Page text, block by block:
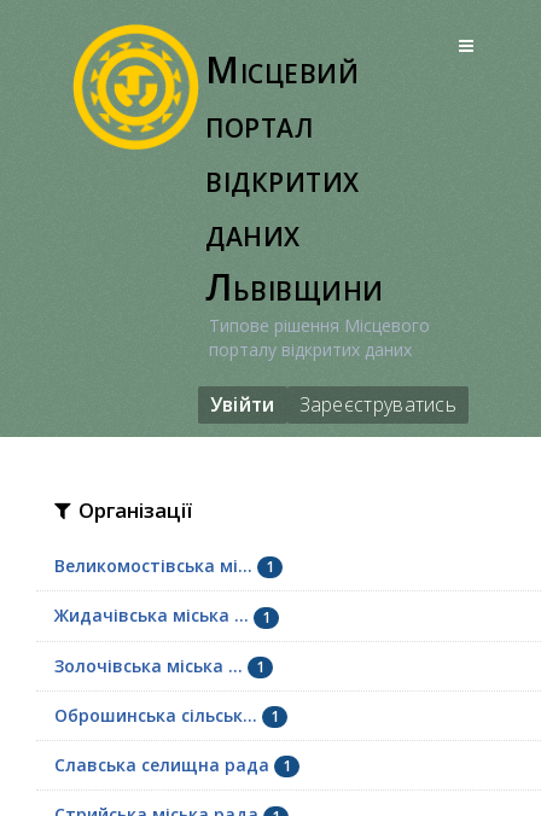
Місцевий
портал
відкритих
даних
Львівщини
Типове рішення Місцевого
порталу відкритих даних
Увійти Зареєструватись
Організації
Великомостівська мі... 1
Жидачівська міська ... 1
Золочівська міська ... 1
Оброшинська сільськ... 1
Славська селищна рада 1